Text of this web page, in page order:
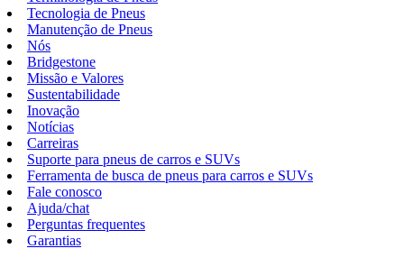
Tecnologia de Pneus
Manutenção de Pneus
Nós
Bridgestone
Missão e Valores
Sustentabilidade
Inovação
Notícias
Carreiras
Suporte para pneus de carros e SUVs
Ferramenta de busca de pneus para carros e SUVs
Fale conosco
Ajuda/chat
Perguntas frequentes
Garantias